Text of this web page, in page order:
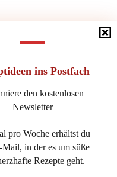
ins Postfach
den kostenlosen
Newsletter
pro Woche erhältst du
Mail, in der es um süße
Rezepte geht.
das die „normale“ oder